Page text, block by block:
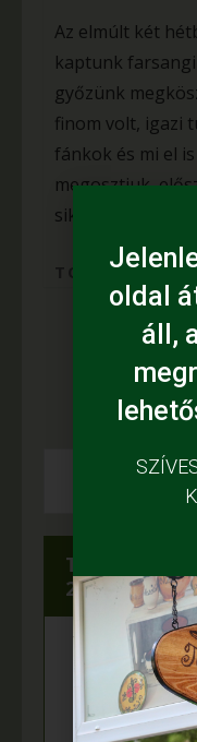
Az elmúlt két
kaptunk
győzünk
finom volt, igazi
fánkok és mi el
megosztjuk,
sikert a
TOVÁBB
Túri Kamra
2019-ben
oldal
áll,